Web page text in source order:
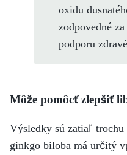
oxidu
zodpovedné
podporu
Môže pomôcť zlepšiť
Výsledky sú zatiaľ trochu
ginkgo biloba má určitý